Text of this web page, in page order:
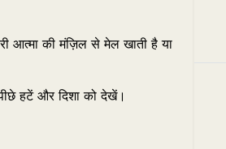
आत्मा की मंज़िल से मेल खाती है या
हटें और दिशा को देखें।